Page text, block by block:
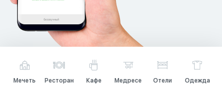
Мечеть Ресторан Кафе Медресе Отели Одежда